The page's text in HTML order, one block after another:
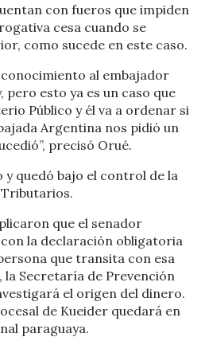
con fueros que impiden
cesa cuando se
como sucede en este caso.
al embajador
pero esto ya es un caso que
Público y él va a ordenar si
Argentina nos pidió un
precisó Orué.
y quedó bajo el control de la
que el senador
la declaración obligatoria
que transita con esa
la Secretaría de Prevención
el origen del dinero.
de Kueider quedará en
paraguaya.